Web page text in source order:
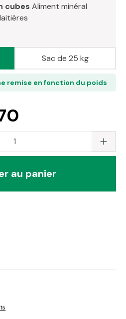
cubes Aliment minéral
remise en fonction du poids
Sac de 25 kg
: saisissez la valeur
au panier